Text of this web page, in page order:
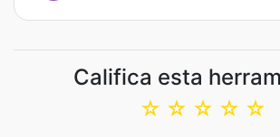
Califica esta
☆
☆
☆
☆
☆